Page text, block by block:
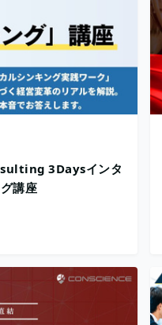
3Daysインタ
講座